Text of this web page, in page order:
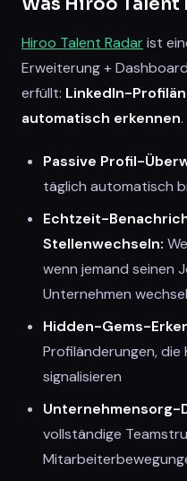
Hiroo Talent Radarist
Erweiterung +
erfüllt: LinkedIn-
automatisch erkennen.
Passive Profil-
täglich automatisch
Echtzeit-
Stellenwechseln:
wenn jemand seinen
Unternehmen
Hidden-Gems-
Profiländerungen,
signalisieren
Unternehmensorg-
vollständige